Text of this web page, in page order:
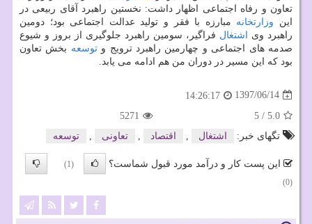
تعاون و رفاه اجتماعی اظهار داشت: نخستین راهبرد آقای ربیعی در
این وزارتخانه مبارزه با فقر و تولید عدالت اجتماعی بود؛ دومین
راهبرد وی
اشتغال فراگیر، سومین راهبرد جلوگیری از بروز و شیوع
صدمه های اجتماعی و چهارمین راهبرد ترویج وتوسعه بخش تعاون
بود كه این مسیر در دوران من هم ادامه می یابد.
1397/06/14
14:26:17
5.0
/
5
5271
تگهای خبر:
اشتغال , اقتصاد , تعاونی , توسعه
این پست کار و درآمد مورد قبول شماست؟
(1)
(0)